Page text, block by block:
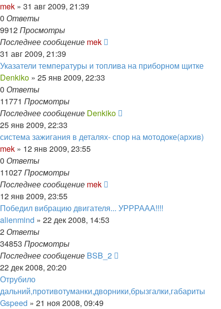
mek » 31 авг 2009, 21:39
0 Ответы
9912Просмотры
Последнее сообщение mek
31 авг 2009, 21:39
Указатели температуры и топлива на приборном щитке
Denkiko » 25 янв 2009, 22:33
0 Ответы
11771 Просмотры
Последнее сообщение Denkiko
25 янв 2009, 22:33
система зажигания в деталях- спор на мотодоке(архив)
mek » 12 янв 2009, 23:55
0 Ответы
11027Просмотры
Последнее сообщение mek
12 янв 2009, 23:55
Победил вибрацию двигателя... УРРРААА!!!!
alienmind » 22 дек 2008, 14:53
2 Ответы
34853 Просмотры
Последнее сообщение BSB_2
22 дек 2008, 20:20
Отрубило
дальний,противотуманки,дворники,брызгалки,габариты
Gspeed » 21 ноя 2008, 09:49